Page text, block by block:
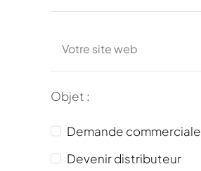
Objet :
Demande commerciale
Devenir distributeur